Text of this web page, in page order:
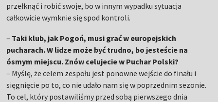
przełknąć i robić swoje, bo w innym wypadku sytuacja
całkowicie wymknie się spod kontroli.
– Taki klub, jak Pogoń, musi grać w europejskich
pucharach. W lidze może być trudno, bo jesteście na
ósmym miejscu. Znów celujecie w Puchar Polski?
– Myślę, że celem zespołu jest ponowne wejście do finału i
sięgnięcie po to, co nie udało nam się w poprzednim sezonie.
To cel, który postawiliśmy przed sobą pierwszego dnia